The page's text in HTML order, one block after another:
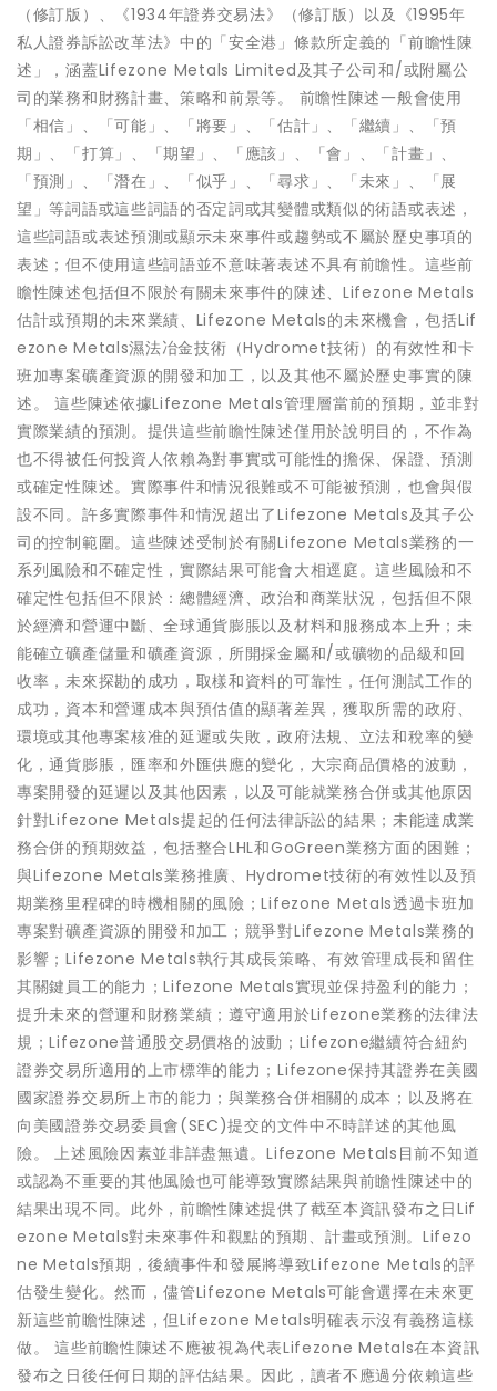
（修訂版）、《1934年證券交易法》（修訂版）以及《1995年
私人證券訴訟改革法》中的「安全港」條款所定義的「前瞻性陳
述」，涵蓋Lifezone Metals Limited及其子公司和/或附屬公
司的業務和財務計畫、策略和前景等。 前瞻性陳述一般會使用
「相信」、「可能」、「將要」、「估計」、「繼續」、「預
期」、「打算」、「期望」、「應該」、「會」、「計畫」、
「預測」、「潛在」、「似乎」、「尋求」、「未來」、「展
望」等詞語或這些詞語的否定詞或其變體或類似的術語或表述，
這些詞語或表述預測或顯示未來事件或趨勢或不屬於歷史事項的
表述；但不使用這些詞語並不意味著表述不具有前瞻性。這些前
瞻性陳述包括但不限於有關未來事件的陳述、Lifezone Metals
估計或預期的未來業績、Lifezone Metals的未來機會，包括Lif
ezone Metals濕法冶金技術（Hydromet技術）的有效性和卡
班加專案礦產資源的開發和加工，以及其他不屬於歷史事實的陳
述。 這些陳述依據Lifezone Metals管理層當前的預期，並非對
實際業績的預測。提供這些前瞻性陳述僅用於說明目的，不作為
也不得被任何投資人依賴為對事實或可能性的擔保、保證、預測
或確定性陳述。實際事件和情況很難或不可能被預測，也會與假
設不同。許多實際事件和情況超出了Lifezone Metals及其子公
司的控制範圍。這些陳述受制於有關Lifezone Metals業務的一
系列風險和不確定性，實際結果可能會大相逕庭。這些風險和不
確定性包括但不限於：總體經濟、政治和商業狀況，包括但不限
於經濟和營運中斷、全球通貨膨脹以及材料和服務成本上升；未
能確立礦產儲量和礦產資源，所開採金屬和/或礦物的品級和回
收率，未來探勘的成功，取樣和資料的可靠性，任何測試工作的
成功，資本和營運成本與預估值的顯著差異，獲取所需的政府、
環境或其他專案核准的延遲或失敗，政府法規、立法和稅率的變
化，通貨膨脹，匯率和外匯供應的變化，大宗商品價格的波動，
專案開發的延遲以及其他因素，以及可能就業務合併或其他原因
針對Lifezone Metals提起的任何法律訴訟的結果；未能達成業
務合併的預期效益，包括整合LHL和GoGreen業務方面的困難；
與Lifezone Metals業務推廣、Hydromet技術的有效性以及預
期業務里程碑的時機相關的風險；Lifezone Metals透過卡班加
專案對礦產資源的開發和加工；競爭對Lifezone Metals業務的
影響；Lifezone Metals執行其成長策略、有效管理成長和留住
其關鍵員工的能力；Lifezone Metals實現並保持盈利的能力；
提升未來的營運和財務業績；遵守適用於Lifezone業務的法律法
規；Lifezone普通股交易價格的波動；Lifezone繼續符合紐約
證券交易所適用的上市標準的能力；Lifezone保持其證券在美國
國家證券交易所上市的能力；與業務合併相關的成本；以及將在
向美國證券交易委員會(SEC)提交的文件中不時詳述的其他風
險。 上述風險因素並非詳盡無遺。Lifezone Metals目前不知道
或認為不重要的其他風險也可能導致實際結果與前瞻性陳述中的
結果出現不同。此外，前瞻性陳述提供了截至本資訊發布之日Lif
ezone Metals對未來事件和觀點的預期、計畫或預測。Lifezo
ne Metals預期，後續事件和發展將導致Lifezone Metals的評
估發生變化。然而，儘管Lifezone Metals可能會選擇在未來更
新這些前瞻性陳述，但Lifezone Metals明確表示沒有義務這樣
做。 這些前瞻性陳述不應被視為代表Lifezone Metals在本資訊
發布之日後任何日期的評估結果。因此，讀者不應過分依賴這些